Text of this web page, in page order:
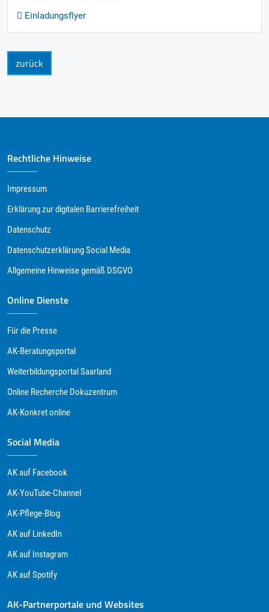
Einladungsflyer
zurück
Rechtliche Hinweise
Impressum
Erklärung zur digitalen Barrierefreiheit
Datenschutz
Datenschutzerklärung Social Media
Allgemeine Hinweise gemäß DSGVO
Online Dienste
Für die Presse
AK-Beratungsportal
Weiterbildungsportal Saarland
Online Recherche Dokuzentrum
AK-Konkret online
Social Media
AK auf Facebook
AK-YouTube-Channel
AK-Pflege-Blog
AK auf LinkedIn
AK auf Instagram
AK auf Spotify
AK-Partnerportale und Websites